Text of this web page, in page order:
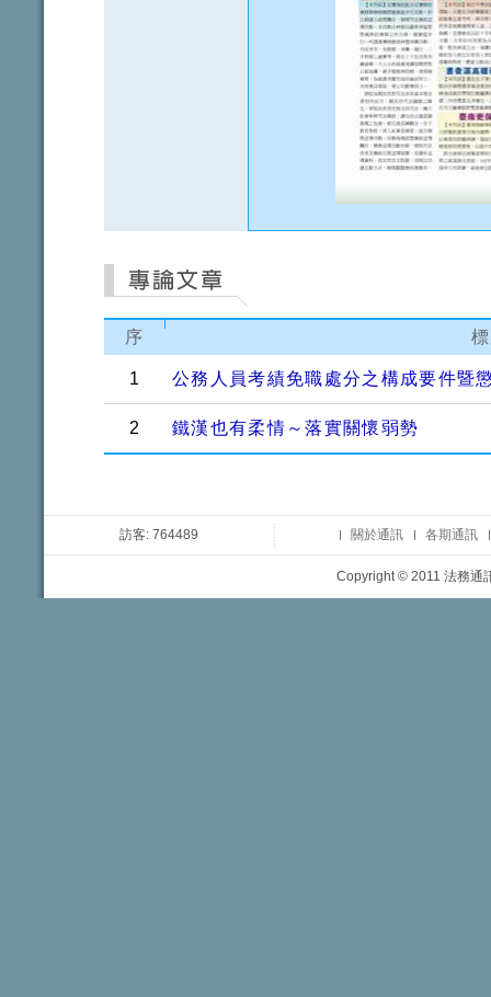
序
1 公務人員考績免職處分之構成要件暨
2 鐵漢也有柔情～落實關懷弱勢
訪客: 764489 關於通訊 各期通訊
Copyright © 2011 法務